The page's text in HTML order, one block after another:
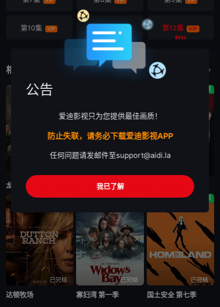
第10集 VIP 第12集 VIP
相关作品
龙之家族 第三季 末日地堡 第三季
剧情
剧情
已完结
达顿牧场
剧情
已完结
寡妇湾 第一季
剧情
已完结
国土安全 第七季
公告
爱迪影视只为您提供最佳画质！
防止失联，请务必下载爱迪影视APP
任何问题请发邮件至support@aidi.la
我已了解